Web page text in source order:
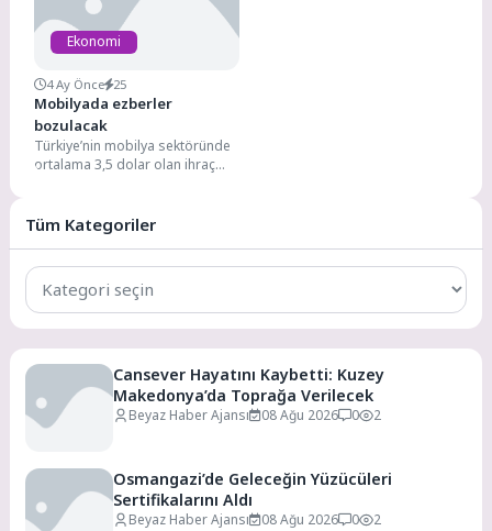
Ekonomi
4 Ay Önce 25
Mobilyada ezberler
bozulacak
Türkiye’nin mobilya sektöründe
ortalama 3,5 dolar olan ihraç
Tüm Kategoriler
Tüm
Kategoriler
Cansever Hayatını Kaybetti: Kuzey
Makedonya’da Toprağa Verilecek
Beyaz Haber Ajansı 08 Ağu 2026 0 2
Osmangazi’de Geleceğin Yüzücüleri
Sertifikalarını Aldı
Beyaz Haber Ajansı 08 Ağu 2026 0 2